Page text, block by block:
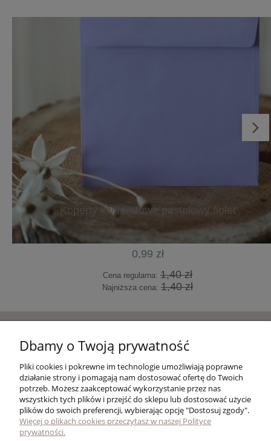
Druk kartki okolicznościowej z Canvy - rozkładana
30,00 zł
Pomoc
Moje konto
Płatności i dostawa
Dbamy o Twoją prywatność
Pliki cookies i pokrewne im technologie umożliwiają poprawne
działanie strony i pomagają nam dostosować ofertę do Twoich
potrzeb. Możesz zaakceptować wykorzystanie przez nas
wszystkich tych plików i przejść do sklepu lub dostosować użycie
plików do swoich preferencji, wybierając opcję "Dostosuj zgody".
Więcej o plikach cookies przeczytasz w naszej Polityce
prywatności.